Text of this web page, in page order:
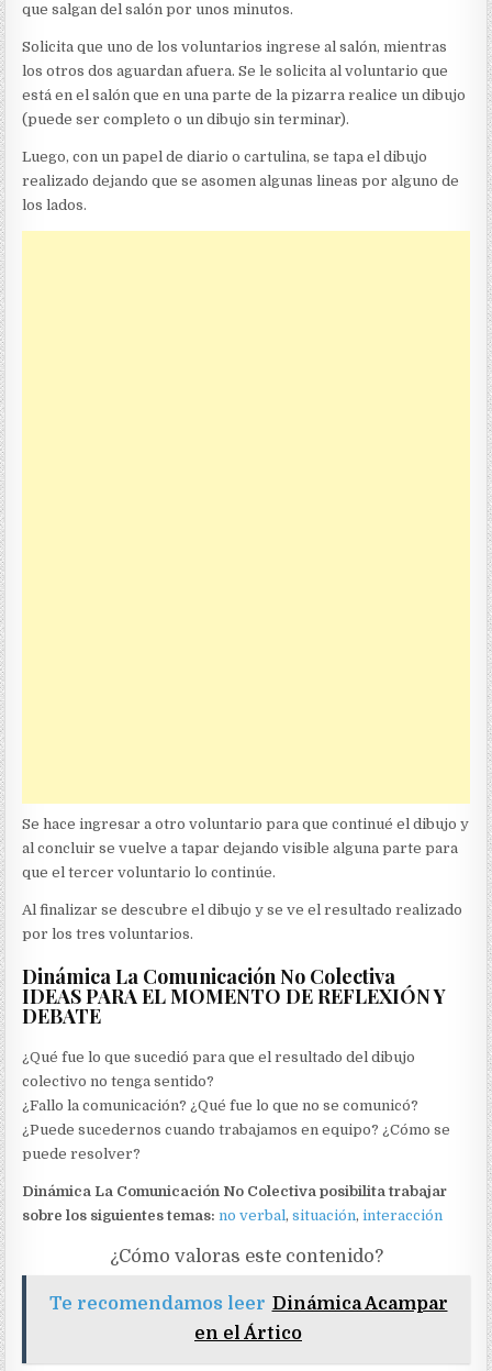
que salgan del salón por unos minutos.
Solicita que uno de los voluntarios ingrese al salón, mientras
los otros dos aguardan afuera. Se le solicita al voluntario que
está en el salón que en una parte de la pizarra realice un dibujo
(puede ser completo o un dibujo sin terminar).
Luego, con un papel de diario o cartulina, se tapa el dibujo
realizado dejando que se asomen algunas lineas por alguno de
los lados.
Se hace ingresar a otro voluntario para que continué el dibujo y
al concluir se vuelve a tapar dejando visible alguna parte para
que el tercer voluntario lo continúe.
Al finalizar se descubre el dibujo y se ve el resultado realizado
por los tres voluntarios.
Dinámica La Comunicación No Colectiva
IDEAS PARA EL MOMENTO DE REFLEXIÓN Y
DEBATE
¿Qué fue lo que sucedió para que el resultado del dibujo
colectivo no tenga sentido?
¿Fallo la comunicación? ¿Qué fue lo que no se comunicó?
¿Puede sucedernos cuando trabajamos en equipo? ¿Cómo se
puede resolver?
Dinámica La Comunicación No Colectiva posibilita trabajar
sobre los siguientes temas: no verbal,situación,interacción
¿Cómo valoras este contenido?
Te recomendamos leer Dinámica Acampar
en el Ártico